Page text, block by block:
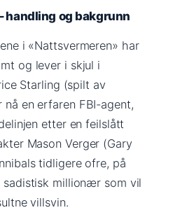
handling og bakgrunn
i «Nattsvermeren» har
og lever i skjul i
Starling (spilt av
nå en erfaren FBI-agent,
etter en feilslått
Mason Verger (Gary
tidligere ofre, på
sadistisk millionær som vil
villsvin.